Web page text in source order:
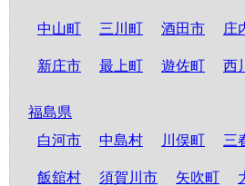
中山町 三川町 酒田市 庄
新庄市 最上町 遊佐町 西
福島県
白河市
中島村 川俣町 三
飯舘村 須賀川市 矢吹町